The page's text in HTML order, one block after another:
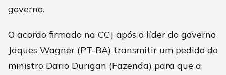
governo.
O acordo firmado na CCJ após o líder do governo
Jaques Wagner (PT-BA) transmitir um pedido do
ministro Dario Durigan (Fazenda) para que a